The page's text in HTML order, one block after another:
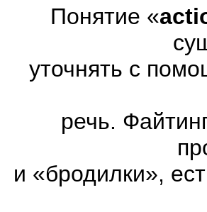
Понятие «
уточнять с
речь.
и «бродилки»,